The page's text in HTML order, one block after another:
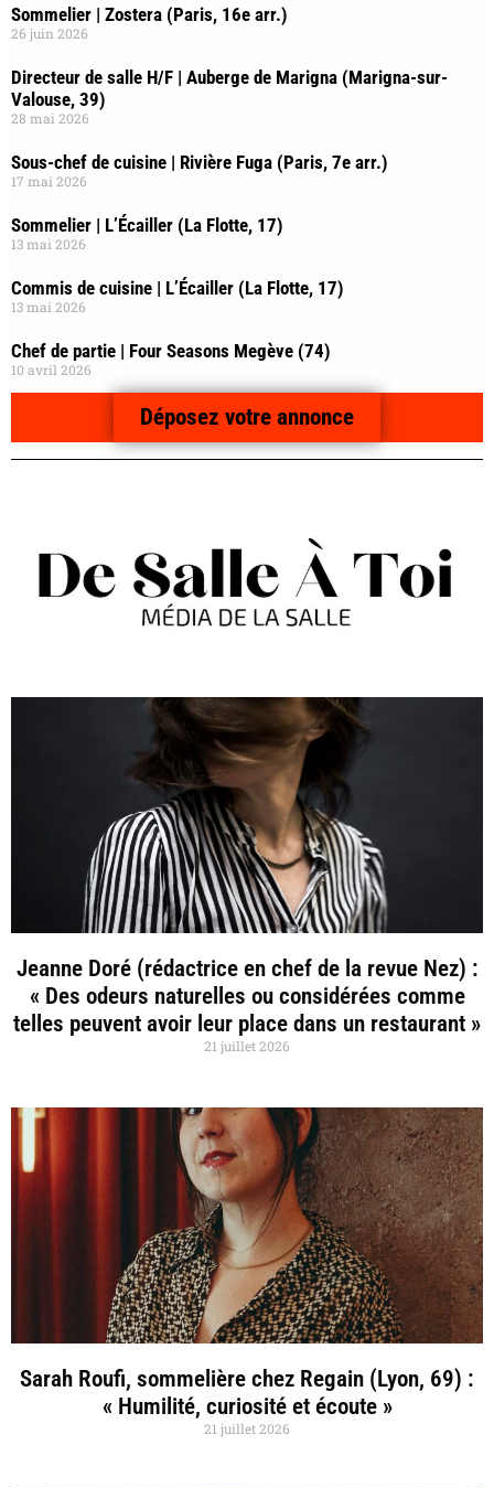
Sommelier | Zostera (Paris, 16e arr.)
26 juin 2026
Directeur de salle H/F | Auberge de Marigna (Marigna-sur-
Valouse, 39)
28 mai 2026
Sous-chef de cuisine | Rivière Fuga (Paris, 7e arr.)
17 mai 2026
Sommelier | L’Écailler (La Flotte, 17)
13 mai 2026
Commis de cuisine | L’Écailler (La Flotte, 17)
13 mai 2026
Chef de partie | Four Seasons Megève (74)
10 avril 2026
Déposez votre annonce
Jeanne Doré (rédactrice en chef de la revue Nez) :
« Des odeurs naturelles ou considérées comme
telles peuvent avoir leur place dans un restaurant »
21 juillet 2026
Sarah Roufi, sommelière chez Regain (Lyon, 69) :
« Humilité, curiosité et écoute »
21 juillet 2026